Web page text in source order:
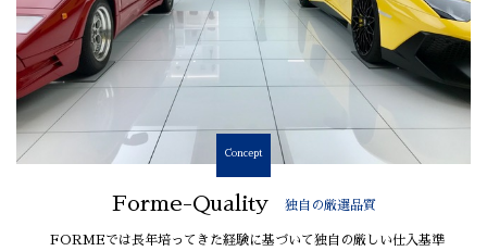
Concept
Forme-Quality 独自の厳選品質
FORMEでは長年培ってきた経験に基づいて独自の厳しい仕入基準